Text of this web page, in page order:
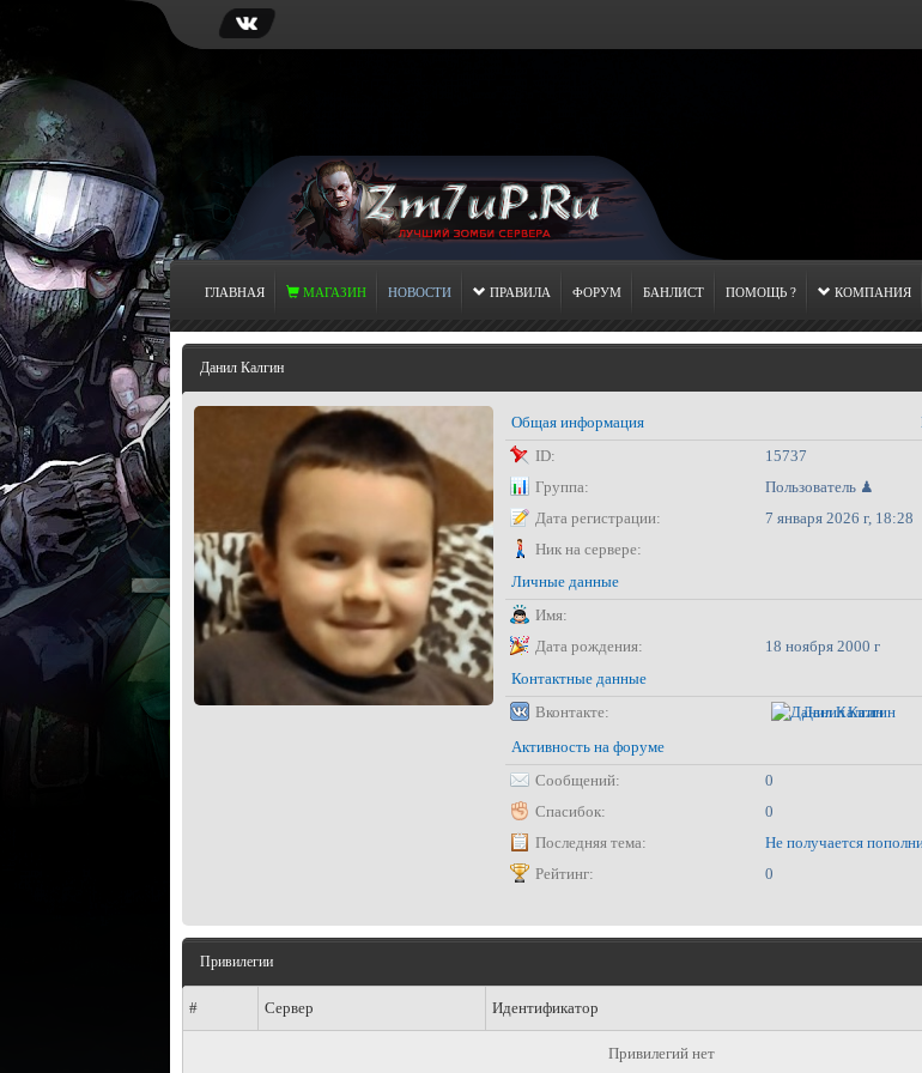
ГЛАВНАЯ МАГАЗИН НОВОСТИ ПРАВИЛА ФОРУМ БАНЛИСТ ПОМОЩЬ ? КОМПАНИЯ
Данил Калгин
Общая информация
ID:
15737
Группа:
Пользователь ♟
Дата регистрации:
7 января 2026 г, 18:28
Ник на сервере:
Личные данные
Имя:
Дата рождения:
18 ноября 2000 г
Контактные данные
Вконтакте:
Данил Калгин
Активность на форуме
Сообщений:
0
Спасибок:
0
Последняя тема:
Рейтинг:
0
Привилегии
# Сервер Идентификатор
Привилегий нет